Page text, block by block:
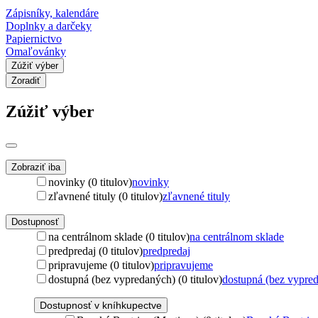
Zápisníky, kalendáre
Doplnky a darčeky
Papiernictvo
Omaľovánky
Zúžiť výber
Zoradiť
Zúžiť výber
Zobraziť iba
novinky (0 titulov)novinky
zľavnené tituly (0 titulov)zľavnené tituly
Dostupnosť
na centrálnom sklade (0 titulov)na centrálnom sklade
predpredaj (0 titulov)predpredaj
pripravujeme (0 titulov)pripravujeme
dostupná (bez vypredaných) (0 titulov)dostupná (bez
Dostupnosť v kníhkupectve